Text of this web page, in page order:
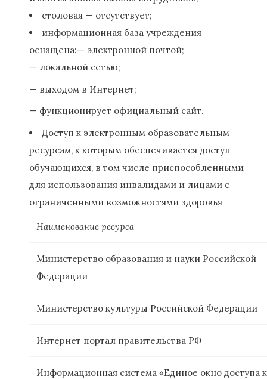
столовая — отсутствует;
информационная база учреждения
оснащена:— электронной почтой;
— локальной сетью;
— выходом в Интернет;
— функционирует официальный сайт.
Доступ к электронным образовательным
ресурсам, к которым обеспечивается доступ
обучающихся, в том числе приспособленными
для использования инвалидами и лицами с
ограниченными возможностями здоровья
Наименование ресурса
Министерство образования и науки Российской
Федерации
Министерство культуры Российской Федерации
Интернет портал правительства РФ
Информационная система «Единое окно доступа к